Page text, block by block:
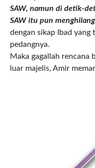
SAW, namun di detik-
SAW itu pun
dengan sikap Ibad yang
pedangnya.
Maka gagallah rencana
luar majelis, Amir